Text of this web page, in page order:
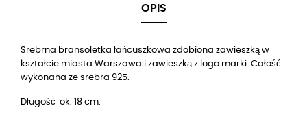
OPIS
Srebrna bransoletka łańcuszkowa zdobiona zawieszką w
kształcie miasta Warszawa i zawieszką z logo marki. Całość
wykonana ze srebra 925.
Długość ok. 18 cm.